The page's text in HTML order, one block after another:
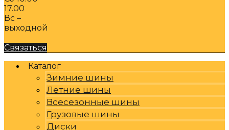
17.00
Вс –
выходной
Связаться
Каталог
Зимние шины
Летние шины
Всесезонные шины
Грузовые шины
Диски